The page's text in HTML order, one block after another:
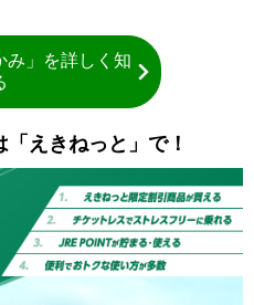
み」を詳しく知
えきねっと」で！